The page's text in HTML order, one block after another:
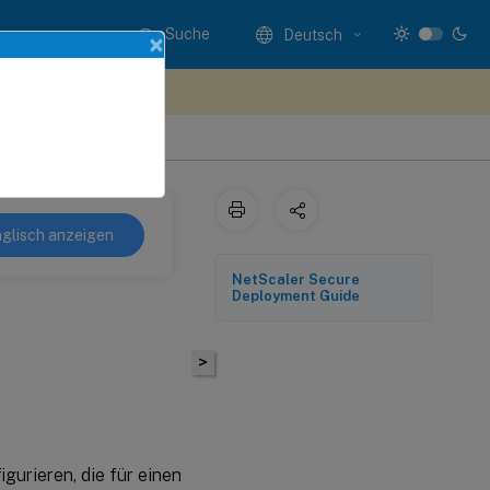
Suche Deutsch
anzeigen
die für einen
>
NetScaler Secure
Deployment Guide
×